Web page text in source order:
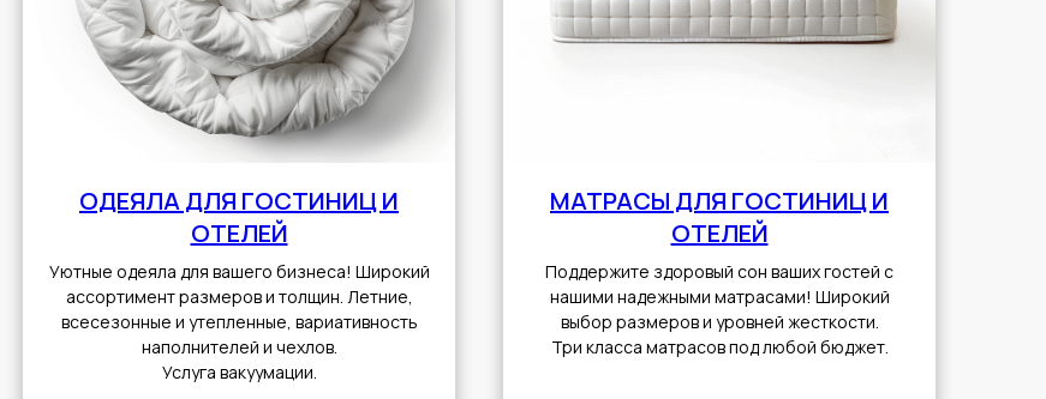
ОДЕЯЛА ДЛЯ ГОСТИНИЦ И
ОТЕЛЕЙ
Уютные одеяла для вашего бизнеса! Широкий
ассортимент размеров и толщин. Летние,
всесезонные и утепленные, вариативность
наполнителей и чехлов.
Услуга вакуумации.
МАТРАСЫ ДЛЯ ГОСТИНИЦ И
ОТЕЛЕЙ
Поддержите здоровый сон ваших гостей с
нашими надежными матрасами! Широкий
выбор размеров и уровней жесткости.
Три класса матрасов под любой бюджет.